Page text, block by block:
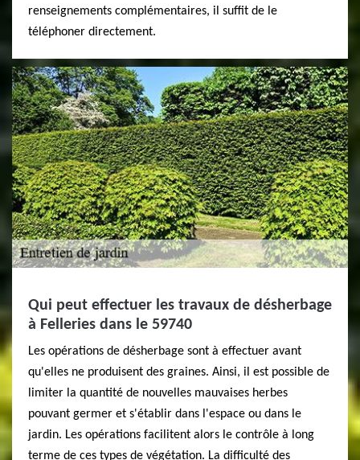
renseignements complémentaires, il suffit de le
téléphoner directement.
Qui peut effectuer les travaux de désherbage
à Felleries dans le 59740
Les opérations de désherbage sont à effectuer avant
qu'elles ne produisent des graines. Ainsi, il est possible de
limiter la quantité de nouvelles mauvaises herbes
pouvant germer et s'établir dans l'espace ou dans le
jardin. Les opérations facilitent alors le contrôle à long
terme de ces types de végétation. La difficulté des